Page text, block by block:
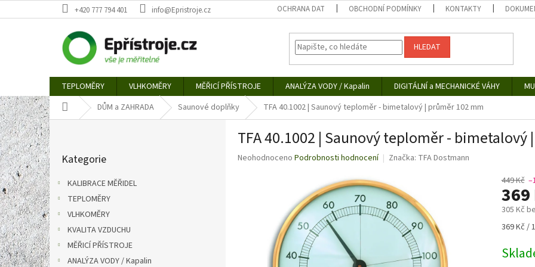
na
+420 777 794 401 info@Epristroje.cz OCHRANA DAT OBCHODNÍ PODMÍNKY KONTAKTY
HLEDAT
TEPLOMĚRY VLHKOMĚRY MĚŘICÍ PŘÍSTROJE ANALÝZA VODY / Kapalin DIGITÁLNÍ a MECHANICKÉ VÁHY
Domů DŮM a ZAHRADA Saunové doplňky TFA 40.1002 | Saunový teploměr - bimetalový | průměr 102 mm
P
o
s
t
r
a
n
n
í
p
a
kategorie
Kategorie
KALIBRACE MĚŘIDEL
TEPLOMĚRY
VLHKOMĚRY
KVALITA VZDUCHU
MĚŘICÍ PŘÍSTROJE
ANALÝZA VODY / Kapalin
TFA 40.1002 | Saunový teploměr - bimetalový
Průměrné
hvězdiček.
Neohodnoceno Podrobnosti hodnocení Značka: TFA Dostmann
449 Kč
369
305 Kč
Měrná
369 Kč /